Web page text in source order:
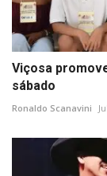
Viçosa
sábado
Ronaldo Scanavini